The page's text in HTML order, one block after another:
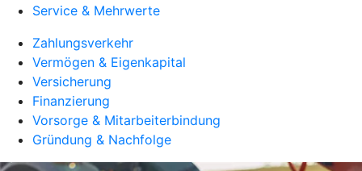
Service & Mehrwerte
Zahlungsverkehr
Vermögen & Eigenkapital
Versicherung
Finanzierung
Vorsorge & Mitarbeiterbindung
Gründung & Nachfolge